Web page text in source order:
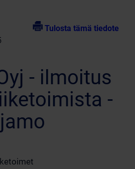
Tulosta tämä tiedote
- ilmoitus
-